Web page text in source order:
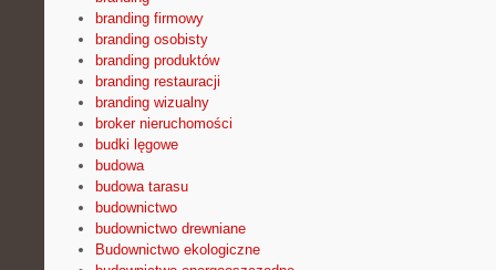
branding firmowy
branding osobisty
branding produktów
branding restauracji
branding wizualny
broker nieruchomości
budki lęgowe
budowa
budowa tarasu
budownictwo
budownictwo drewniane
Budownictwo ekologiczne